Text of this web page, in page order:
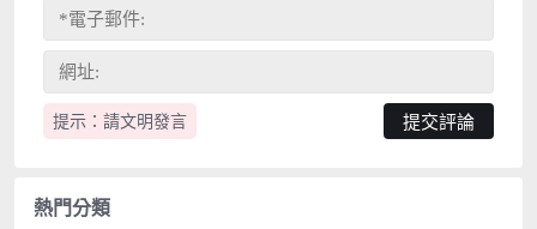
提示：請文明發言
熱門分類